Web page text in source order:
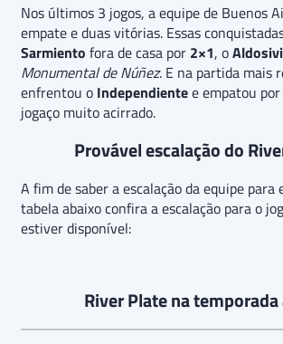
Nos últimos 3 jogos, a equipe de Buenos
empate e duas vitórias. Essas
Sarmiento fora de casa por 2×1, oAldosivi
Monumental de Núñez. E na partida mais
enfrentou o Independientee empatou por
jogaço muito acirrado.
Provável escalação do
A fim de saber a escalação da equipe para
tabela abaixo confira a escalação para o
estiver disponível:
River Plate na